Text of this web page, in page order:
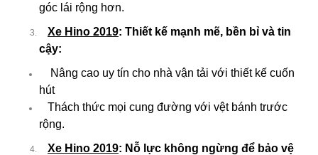
góc lái rộng hơn.
Xe Hino 2019: Thiết kế mạnh mẽ, bền bỉ và tin
cậy:
Nâng cao uy tín cho nhà vận tải với thiết kế cuốn
hút
Thách thức mọi cung đường với vệt bánh trước
rộng.
Xe Hino 2019: Nỗ lực không ngừng để bảo vệ